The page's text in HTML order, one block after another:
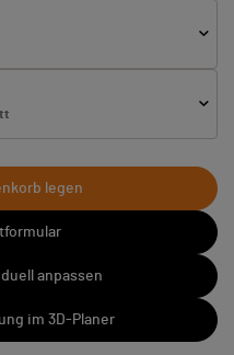
legen
anpassen
im 3D-Planer